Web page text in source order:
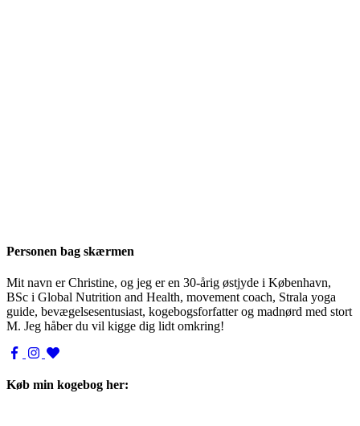
Personen bag skærmen
Mit navn er Christine, og jeg er en 30-årig østjyde i København,
BSc i Global Nutrition and Health, movement coach, Strala yoga
guide, bevægelsesentusiast, kogebogsforfatter og madnørd med stort
M. Jeg håber du vil kigge dig lidt omkring!
Køb min kogebog her: